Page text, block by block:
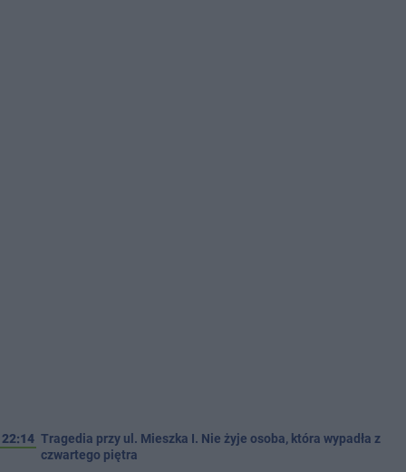
22:14 Tragedia przy ul. Mieszka I. Nie żyje osoba, która wypadła z
czwartego piętra